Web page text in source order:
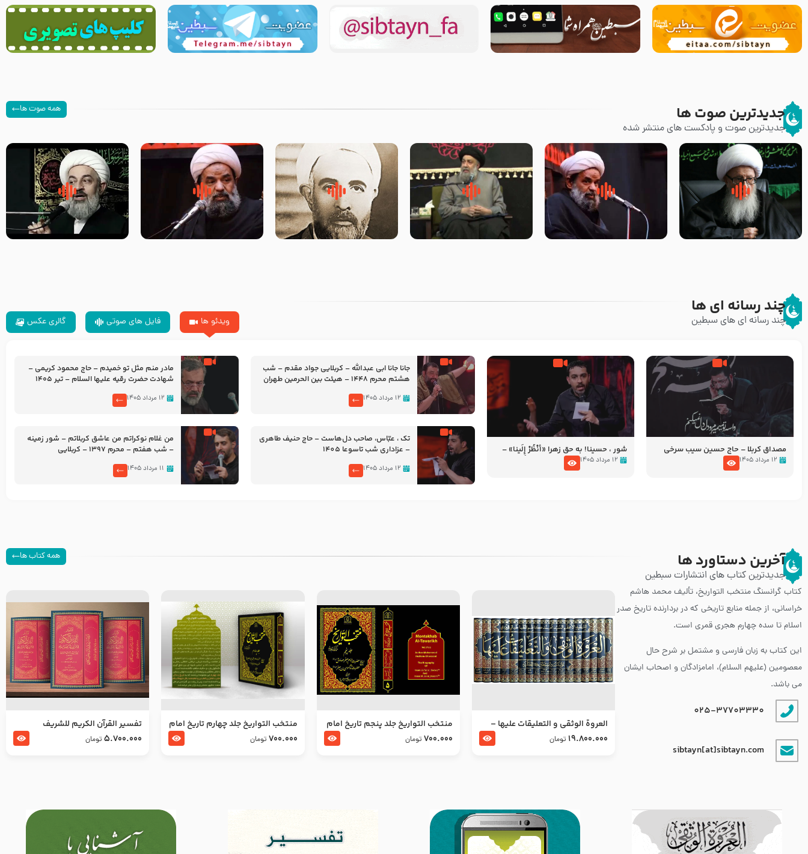
جدیدترین صوت ها
جدیدترین صوت و پادکست های منتشر شده
همه صوت ها
زوّار اربعین امام حسین (علیه
السلام) با این اشتیاق به زیارت
روضه جانسوز پاره های جگر امام
حسن مجتبی علیه السلام-حجت
لقب حضرت رقیه سلام الله علیها
به چه معناست – حجت الاسلام
روضه‌ی مجلس یزید ملعون و
اسارت اهل‌بیت علیهم‌السلام –
سلام جوانی که امام حسین علیه
السلام خودش جوابش را دادند
زیارتی که اسباب رزق زیاد و عمر
طولانی است حجت السلام حسین
چند رسانه ای ها
چند رسانه ای های سبطین ویدئو ها فایل های صوتی گالری عکس
مصداق کربلا – حاج حسین سیب سرخی
۱۲ مرداد ۱۴۰۵
شور ، حسینا! به‌ حق زهرا «أُنْظُرْ إِلَینا» –
عزاداری شب هفتم ماه محرّم 1405
۱۲ مرداد ۱۴۰۵
جانا جانا ابی عبدالله – کربلایی جواد مقدم – شب
هشتم محرم 1448 – هیئت بین الحرمین طهران
۱۲ مرداد ۱۴۰۵
مادر منم مثل تو خمیدم – حاج محمود کریمی –
شهادت حضرت رقیه علیها السلام – تیر ۱۴۰۵
۱۲ مرداد ۱۴۰۵
تک ، عبّاس، صاحب دل‌هاست – حاج حنیف طاهری
– عزاداری شب تاسوعا 1405
۱۲ مرداد ۱۴۰۵
من غلام نوکراتم من عاشق کربلاتم – شور زمینه
– شب هفتم – محرم 1397 – کربلایی
۱۱ مرداد ۱۴۰۵
آخرین دستاورد ها
جدیدترین کتاب های انتشارات سبطین
همه کتاب ها
کتاب گرانسنگ منتخب التواريخ، تألیف محمد هاشم
خراسانی، از جمله منابع تاریخی که در بردارنده تاریخ صدر
اسلام تا سده چهارم هجری قمری است.
این کتاب به زبان فارسی و مشتمل بر شرح حال
معصومین (علیهم السلام)، امامزادگان و اصحاب ایشان
می باشد.
025-37703330
sibtayn[at]sibtayn.com
العروة الوثقى و التعليقات عليها –
طرح جدید
19.800.000 تومان
منتخب التواریخ جلد پنجم تاریخ امام
جعفر صادق و امام موسی بن جعفر
700.000 تومان
منتخب التواریخ جلد چهارم تاریخ امام
زین العابدین و امام محمد باقر
700.000 تومان
تفسير القرآن الكريم للشريف
المرتضي قدس سرّه
5.700.000 تومان